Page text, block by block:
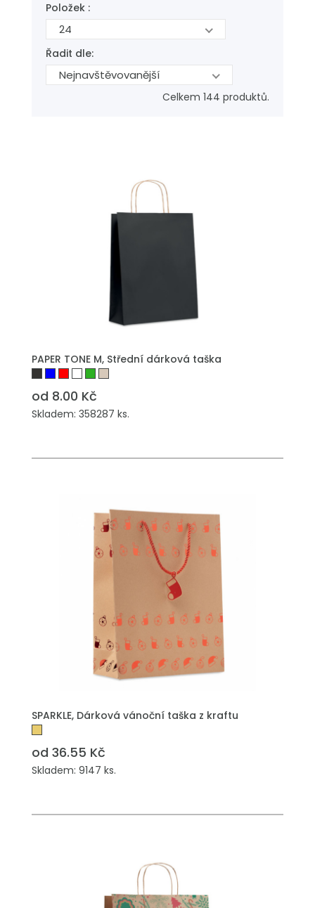
Položek :
24
Řadit dle:
Nejnavštěvovanější
Celkem 144 produktů.
PAPER TONE M, Střední dárková taška
od 8.00 Kč
Skladem: 358287 ks.
SPARKLE, Dárková vánoční taška z kraftu
od 36.55 Kč
Skladem: 9147 ks.